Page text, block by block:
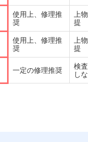
使用上、修理推
奨
上
提
使用上、修理推
奨
上
提
一定の修理推奨
検
し